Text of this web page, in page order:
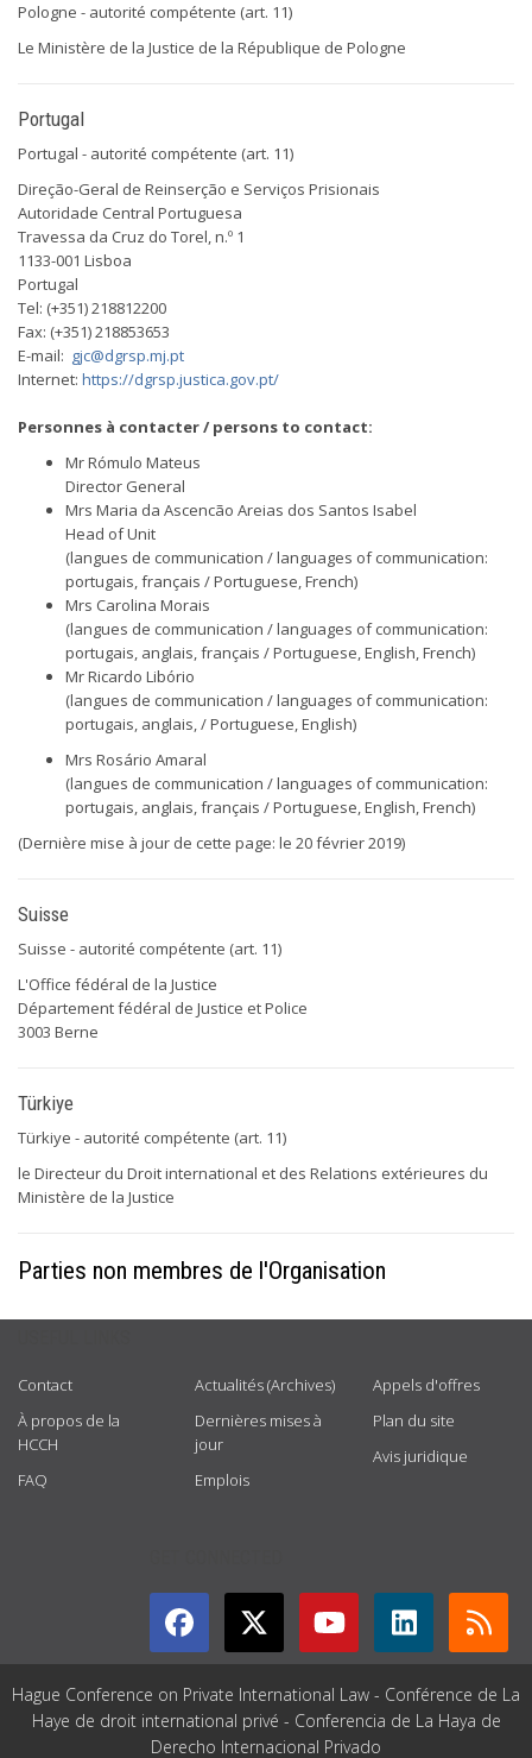
Pologne - autorité compétente (art. 11)
Le Ministère de la Justice de la République de Pologne
Portugal
Portugal - autorité compétente (art. 11)
Direção-Geral de Reinserção e Serviços Prisionais
Autoridade Central Portuguesa
Travessa da Cruz do Torel, n.º 1
1133-001 Lisboa
Portugal
Tel: (+351) 218812200
Fax: (+351) 218853653
E-mail: gjc@dgrsp.mj.pt
Internet: https://dgrsp.justica.gov.pt/
Personnes à contacter / persons to contact:
Mr Rómulo Mateus
Director General
Mrs Maria da Ascencão Areias dos Santos Isabel
Head of Unit
(langues de communication / languages of communication:
portugais, français / Portuguese, French)
Mrs Carolina Morais
(langues de communication / languages of communication:
portugais, anglais, français / Portuguese, English, French)
Mr Ricardo Libório
(langues de communication / languages of communication:
portugais, anglais, / Portuguese, English)
Mrs Rosário Amaral
(langues de communication / languages of communication:
portugais, anglais, français / Portuguese, English, French)
(Dernière mise à jour de cette page: le 20 février 2019)
Suisse
Suisse - autorité compétente (art. 11)
L'Office fédéral de la Justice
Département fédéral de Justice et Police
3003 Berne
Türkiye
Türkiye - autorité compétente (art. 11)
le Directeur du Droit international et des Relations extérieures du
Ministère de la Justice
Parties non membres de l'Organisation
Contact
À propos de la
HCCH
FAQ
Actualités (Archives)
Dernières mises à
jour
Emplois
Appels d'offres
Plan du site
Avis juridique
Hague Conference on Private International Law - Conférence de La
Haye de droit international privé - Conferencia de La Haya de
Derecho Internacional Privado